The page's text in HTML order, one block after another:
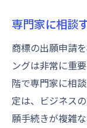
専門家に相談
商標の出願申請
ングは非常に重
階で専門家に相
定は、ビジネス
願手続きが複雑